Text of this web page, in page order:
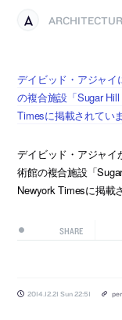
デイビッド・アジャイ
の複合施設「Sugar
Timesに掲載されてい
デイビッド・アジャイ
術館の複合施設「
Newyork Timesに掲載
SHARE
2014.12.21 Sun 22:51